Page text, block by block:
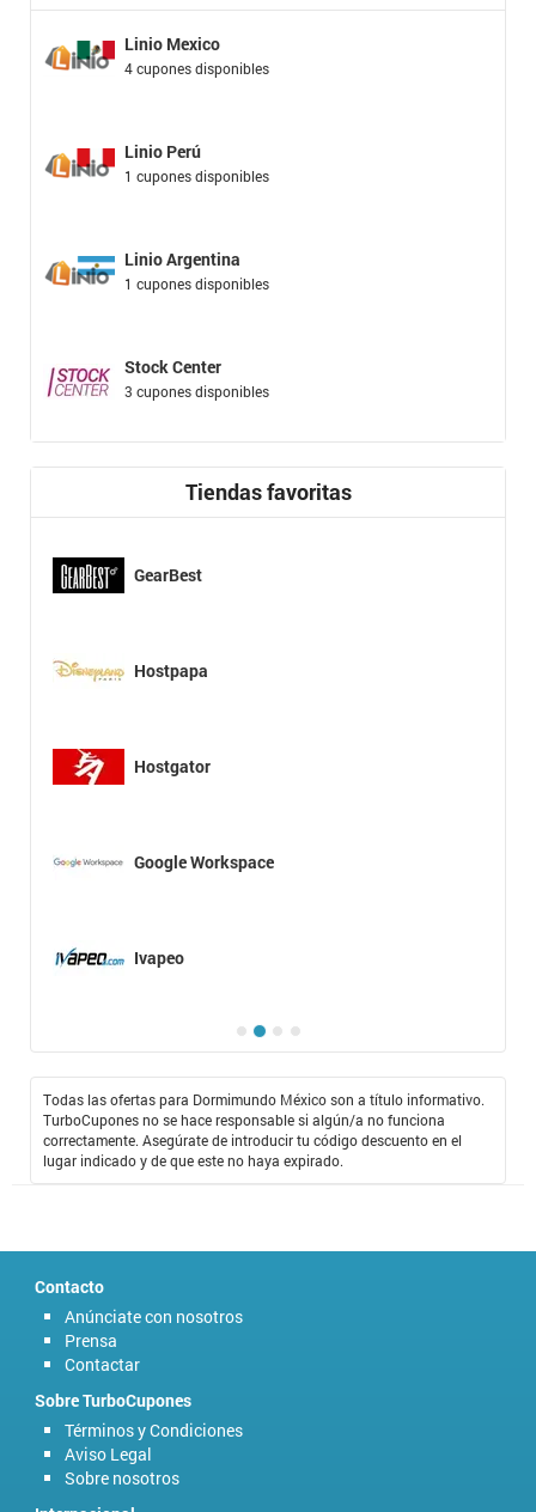
Linio Mexico
4 cupones disponibles
Linio Perú
1 cupones disponibles
Linio Argentina
1 cupones disponibles
Stock Center
3 cupones disponibles
Tiendas favoritas
GearBest
Hostpapa
Hostgator
Google Workspace
Ivapeo
Todas las ofertas para Dormimundo México son a título informativo.
TurboCupones no se hace responsable si algún/a no funciona
correctamente. Asegúrate de introducir tu código descuento en el
lugar indicado y de que este no haya expirado.
Contacto
Anúnciate con nosotros
Prensa
Contactar
Sobre TurboCupones
Términos y Condiciones
Aviso Legal
Sobre nosotros